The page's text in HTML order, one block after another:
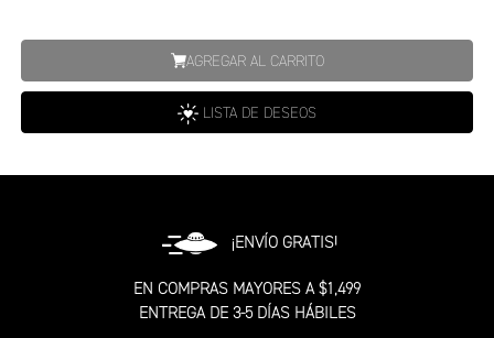
AGREGAR AL CARRITO
LISTA DE DESEOS
¡ENVÍO GRATIS!
EN COMPRAS MAYORES A $1,499
ENTREGA DE 3-5 DÍAS HÁBILES